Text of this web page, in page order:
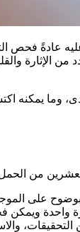
عادةً فحص
من الإثارة
يمكنه
من
بوضوح على
واحدة